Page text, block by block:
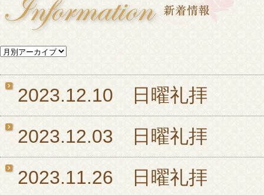
2023.12.10 日曜礼拝
2023.12.03 日曜礼拝
2023.11.26 日曜礼拝